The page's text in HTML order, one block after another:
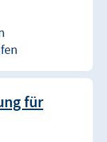
für